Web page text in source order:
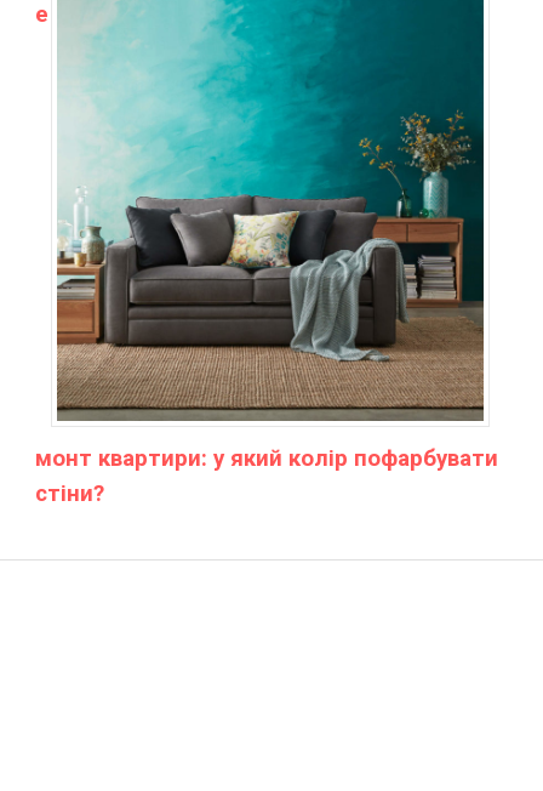
е
монт квартири: у який колір пофарбувати
стіни?